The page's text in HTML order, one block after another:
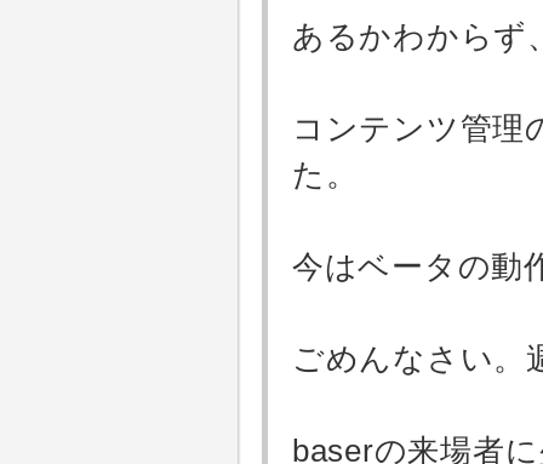
あるかわからず
コンテンツ管理
た。
今はベータの動
ごめんなさい。
baserの来場者